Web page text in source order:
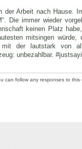
der Arbeit nach Hause.
Die immer wieder
keinen Platz
mitsingen würde,
der lautstark von
unbezahlbar.
can follow any responses to this